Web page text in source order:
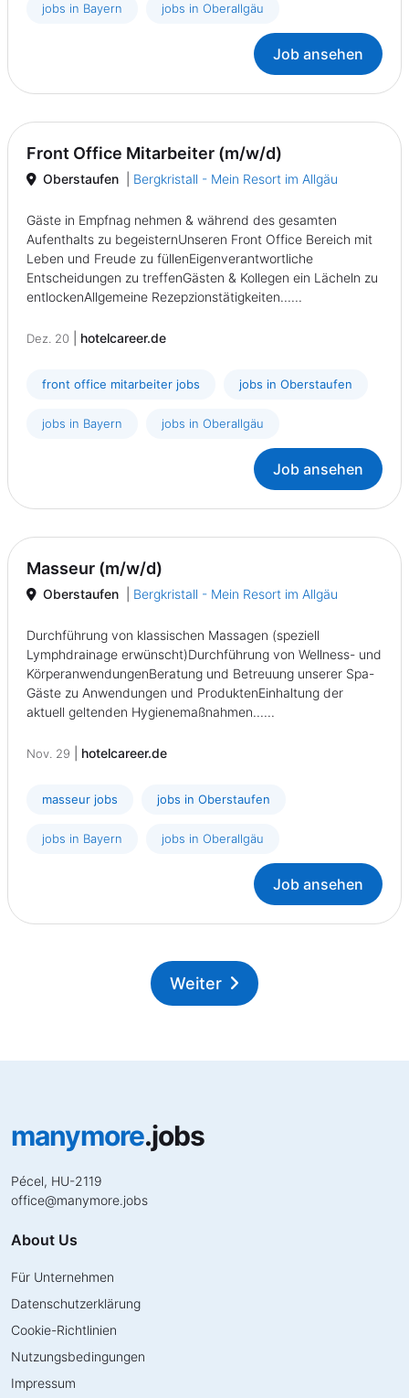
jobs in Bayern jobs in Oberallgäu
Job ansehen
Front Office Mitarbeiter (m/w/d)
Oberstaufen Bergkristall - Mein Resort im Allgäu
Gäste in Empfnag nehmen & während des gesamten
Aufenthalts zu begeisternUnseren Front Office Bereich mit
Leben und Freude zu füllenEigenverantwortliche
Entscheidungen zu treffenGästen & Kollegen ein Lächeln zu
entlockenAllgemeine Rezepzionstätigkeiten......
Dez. 20 hotelcareer.de
front office mitarbeiter jobs jobs in Oberstaufen
jobs in Bayern jobs in Oberallgäu
Job ansehen
Masseur (m/w/d)
Oberstaufen Bergkristall - Mein Resort im Allgäu
Durchführung von klassischen Massagen (speziell
Lymphdrainage erwünscht)Durchführung von Wellness- und
KörperanwendungenBeratung und Betreuung unserer Spa-
Gäste zu Anwendungen und ProduktenEinhaltung der
aktuell geltenden Hygienemaßnahmen......
Nov. 29 hotelcareer.de
masseur jobs jobs in Oberstaufen
jobs in Bayern jobs in Oberallgäu
Job ansehen
Weiter
manymore.jobs
Pécel, HU-2119
office@manymore.jobs
About Us
Für Unternehmen
Datenschutzerklärung
Cookie-Richtlinien
Nutzungsbedingungen
Impressum